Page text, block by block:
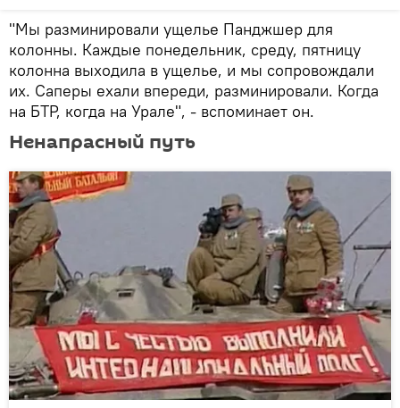
"Мы разминировали ущелье Панджшер для
колонны. Каждые понедельник, среду, пятницу
колонна выходила в ущелье, и мы сопровождали
их. Саперы ехали впереди, разминировали. Когда
на БТР, когда на Урале", - вспоминает он.
Ненапрасный путь